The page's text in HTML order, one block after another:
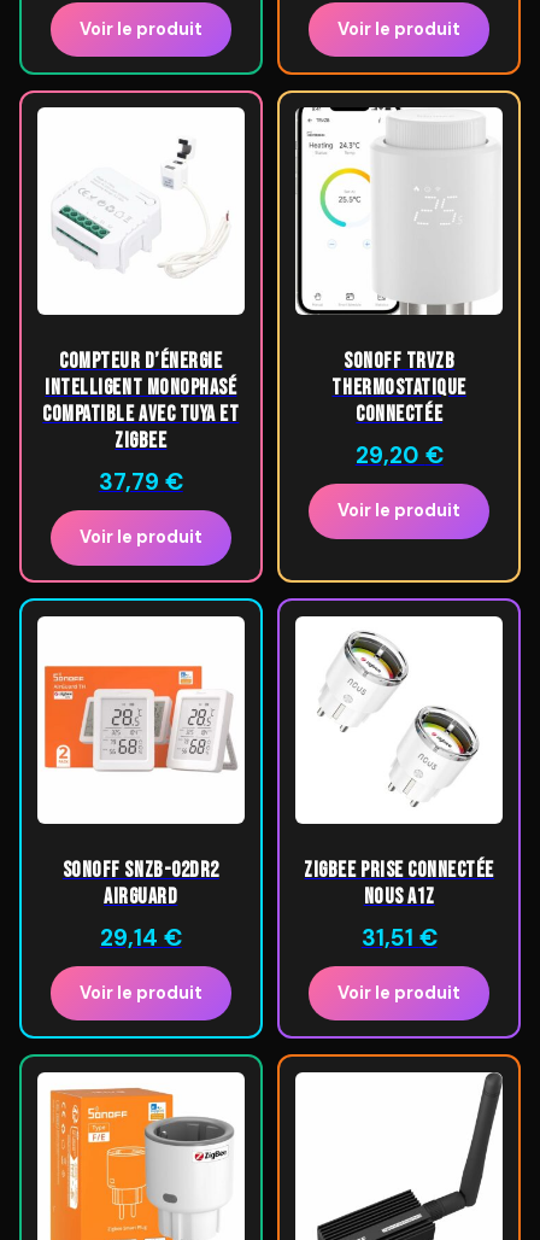
Voir le produit Voir le produit
Compteur d’énergie
intelligent monophasé
compatible avec Tuya et
ZigBee
37,79 €
Voir le produit
SONOFF TRVZB
Thermostatique
Connectée
29,20 €
Voir le produit
SONOFF SNZB-02DR2
AirGuard
29,14 €
Voir le produit
ZigBee Prise Connectée
Nous A1Z
31,51 €
Voir le produit